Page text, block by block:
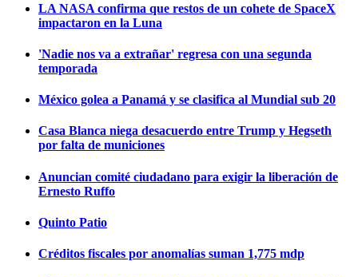
LA NASA confirma que restos de un cohete de SpaceX
impactaron en la Luna
'Nadie nos va a extrañar' regresa con una segunda
temporada
México golea a Panamá y se clasifica al Mundial sub 20
Casa Blanca niega desacuerdo entre Trump y Hegseth
por falta de municiones
Anuncian comité ciudadano para exigir la liberación de
Ernesto Ruffo
Quinto Patio
Créditos fiscales por anomalías suman 1,775 mdp